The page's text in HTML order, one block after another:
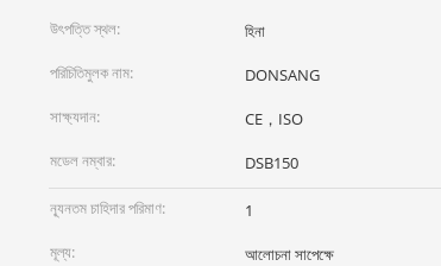
উৎপত্তি স্থল:
হিনা
পরিচিতিমুলক নাম:
DONSANG
সাক্ষ্যদান:
CE，ISO
মডেল নম্বার:
DSB150
ন্যূনতম চাহিদার পরিমাণ:
1
মূল্য:
আলোচনা সাপেক্ষে